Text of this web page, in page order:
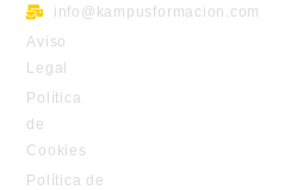
info@kampusformacion.com
Aviso
Legal
Política
de
Cookies
Política de